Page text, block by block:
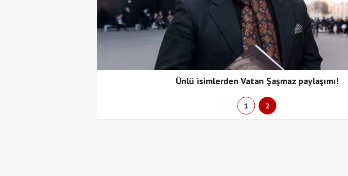
Ünlü isimlerden Vatan Şaşmaz paylaşımı!
1 2